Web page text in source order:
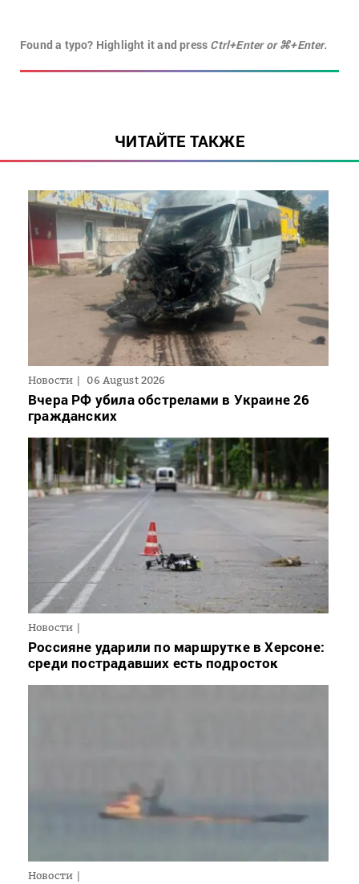
Found a typo? Highlight it and press Ctrl+Enter or ⌘+Enter.
ЧИТАЙТЕ ТАКЖЕ
Новости 06 August 2026
Вчера РФ убила обстрелами в Украине 26
гражданских
Новости
Россияне ударили по маршрутке в Херсоне:
среди пострадавших есть подросток
Новости